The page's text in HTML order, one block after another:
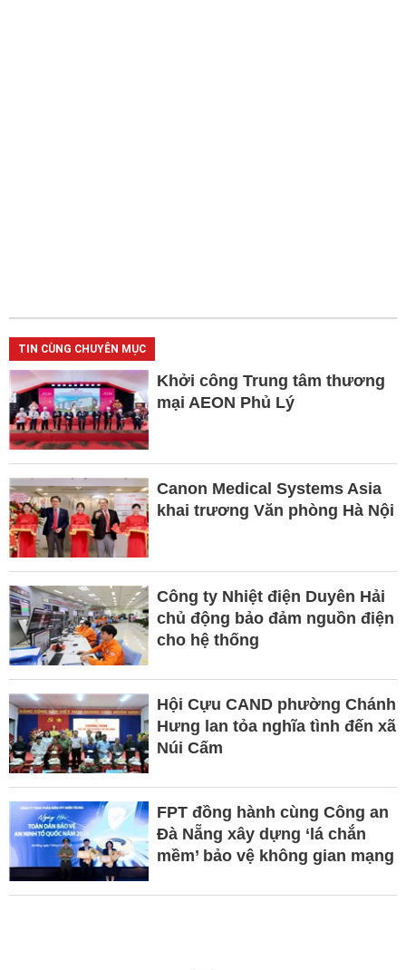
TIN CÙNG CHUYÊN MỤC
Khởi công Trung tâm thương
mại AEON Phủ Lý
Canon Medical Systems Asia
khai trương Văn phòng Hà Nội
Công ty Nhiệt điện Duyên Hải
chủ động bảo đảm nguồn điện
cho hệ thống
Hội Cựu CAND phường Chánh
Hưng lan tỏa nghĩa tình đến xã
Núi Cấm
FPT đồng hành cùng Công an
Đà Nẵng xây dựng ‘lá chắn
mềm’ bảo vệ không gian mạng